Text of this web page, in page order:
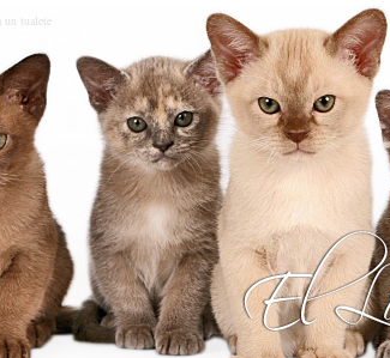
un tualete